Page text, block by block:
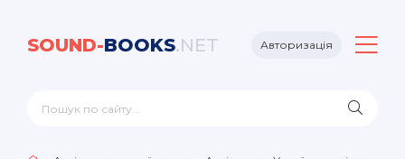
SOUND-BOOKS.NET Авторизація